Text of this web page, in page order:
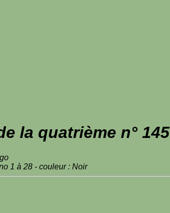
la quatrième n° 145
1 à 28 - couleur : Noir